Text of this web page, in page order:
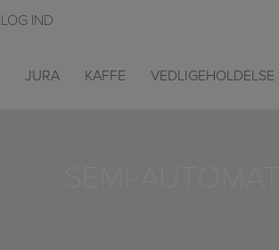
JURA KAFFE VEDLIGEHOLDELSE